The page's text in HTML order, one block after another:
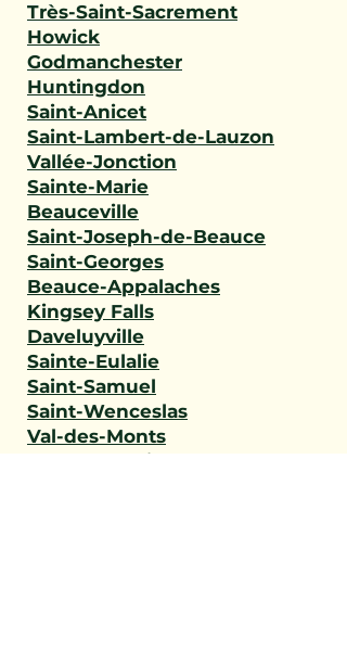
Très-Saint-Sacrement
Howick
Godmanchester
Huntingdon
Saint-Anicet
Saint-Lambert-de-Lauzon
Vallée-Jonction
Sainte-Marie
Beauceville
Saint-Joseph-de-Beauce
Saint-Georges
Beauce-Appalaches
Kingsey Falls
Daveluyville
Sainte-Eulalie
Saint-Samuel
Saint-Wenceslas
Val-des-Monts